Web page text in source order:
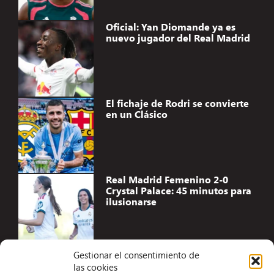
Gestionar el consentimiento de
las cookies
Oficial: Yan Diomande ya es
nuevo jugador del Real Madrid
El fichaje de Rodri se convierte
en un Clásico
Real Madrid Femenino 2-0
Crystal Palace: 45 minutos para
ilusionarse